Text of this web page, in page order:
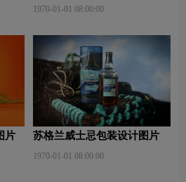
1970-01-01 08:00:00
片 苏格兰威士忌包装设计图片
1970-01-01 08:00:00